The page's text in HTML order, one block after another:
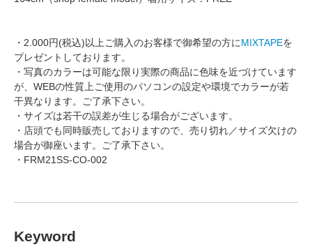
・2.000円(税込)以上ご購入のお客様で御希望の方にMIXTAPEを
プレゼントしております。
・写真のカラーは可能な限り実際の商品に色味を近づけています
が、WEBの性質上ご使用のパソコンの設定や環境でカラーが若
干異なります。ご了承下さい。
・サイズは若干の誤差が生じる場合がございます。
・店頭でも同時販売しておりますので、売り切れ／サイズ欠けの
場合が御座います。ご了承下さい。
・FRM21SS-CO-002
Keyword